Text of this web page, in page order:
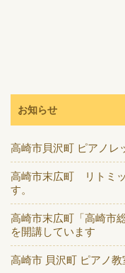
お知らせ
高崎市貝沢町 ピアノ
高崎市末広町 リトミ
す。
高崎市末広町「高崎市
を開講しています
高崎市 貝沢町 ピアノ